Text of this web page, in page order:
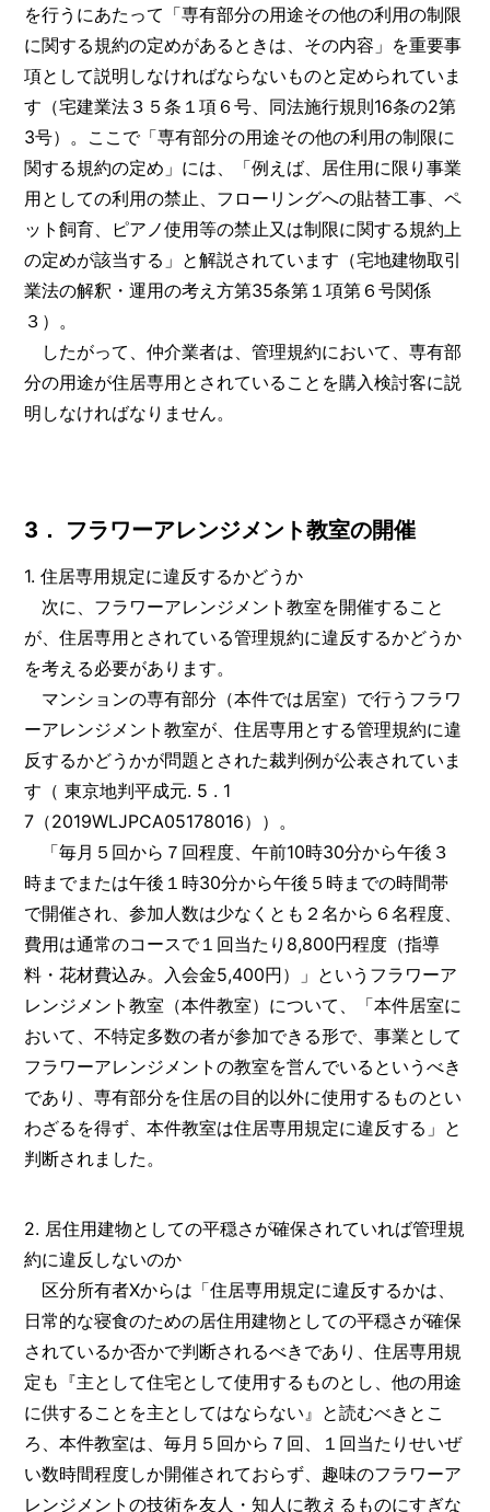
を行うにあたって「専有部分の用途その他の利用の制限
に関する規約の定めがあるときは、その内容」を重要事
項として説明しなければならないものと定められていま
す（宅建業法３５条１項６号、同法施行規則16条の2第
3号）。ここで「専有部分の用途その他の利用の制限に
関する規約の定め」には、「例えば、居住用に限り事業
用としての利用の禁止、フローリングへの貼替工事、ペ
ット飼育、ピアノ使用等の禁止又は制限に関する規約上
の定めが該当する」と解説されています（宅地建物取引
業法の解釈・運用の考え方第35条第１項第６号関係
３）。
したがって、仲介業者は、管理規約において、専有部
分の用途が住居専用とされていることを購入検討客に説
明しなければなりません。
3． フラワーアレンジメント教室の開催
1. 住居専用規定に違反するかどうか
次に、フラワーアレンジメント教室を開催すること
が、住居専用とされている管理規約に違反するかどうか
を考える必要があります。
マンションの専有部分（本件では居室）で行うフラワ
ーアレンジメント教室が、住居専用とする管理規約に違
反するかどうかが問題とされた裁判例が公表されていま
す（ 東京地判平成元. 5 . 1
7（2019WLJPCA05178016））。
「毎月５回から７回程度、午前10時30分から午後３
時までまたは午後１時30分から午後５時までの時間帯
で開催され、参加人数は少なくとも２名から６名程度、
費用は通常のコースで１回当たり8,800円程度（指導
料・花材費込み。入会金5,400円）」というフラワーア
レンジメント教室（本件教室）について、「本件居室に
おいて、不特定多数の者が参加できる形で、事業として
フラワーアレンジメントの教室を営んでいるというべき
であり、専有部分を住居の目的以外に使用するものとい
わざるを得ず、本件教室は住居専用規定に違反する」と
判断されました。
2. 居住用建物としての平穏さが確保されていれば管理規
約に違反しないのか
区分所有者Xからは「住居専用規定に違反するかは、
日常的な寝食のための居住用建物としての平穏さが確保
されているか否かで判断されるべきであり、住居専用規
定も『主として住宅として使用するものとし、他の用途
に供することを主としてはならない』と読むべきとこ
ろ、本件教室は、毎月５回から７回、１回当たりせいぜ
い数時間程度しか開催されておらず、趣味のフラワーア
レンジメントの技術を友人・知人に教えるものにすぎな